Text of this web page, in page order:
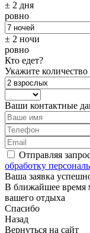
± 2 дня
ровно
± 2 ночи
ровно
Кто едет?
Укажите
Ваши контактные
Отправляя
обработку
Ваша заявка
В ближайшее время
вашего отдыха
Спасибо
Назад
Вернуться на сайт